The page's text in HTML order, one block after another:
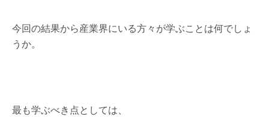
今回の結果から産業界にいる方々が学ぶことは何でしょ
うか。
最も学ぶべき点としては、